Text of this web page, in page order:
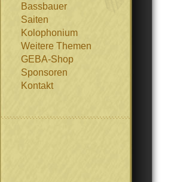
Bassbauer
Saiten
Kolophonium
Weitere Themen
GEBA-Shop
Sponsoren
Kontakt